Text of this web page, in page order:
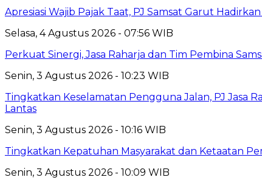
Apresiasi Wajib Pajak Taat, PJ Samsat Garut
Selasa, 4 Agustus 2026 - 07:56 WIB
Perkuat Sinergi, Jasa Raharja dan Tim Pembina
Senin, 3 Agustus 2026 - 10:23 WIB
Tingkatkan Keselamatan Pengguna Jalan, PJ Jasa
Lantas
Senin, 3 Agustus 2026 - 10:16 WIB
Tingkatkan Kepatuhan Masyarakat dan Ketaatan
Senin, 3 Agustus 2026 - 10:09 WIB